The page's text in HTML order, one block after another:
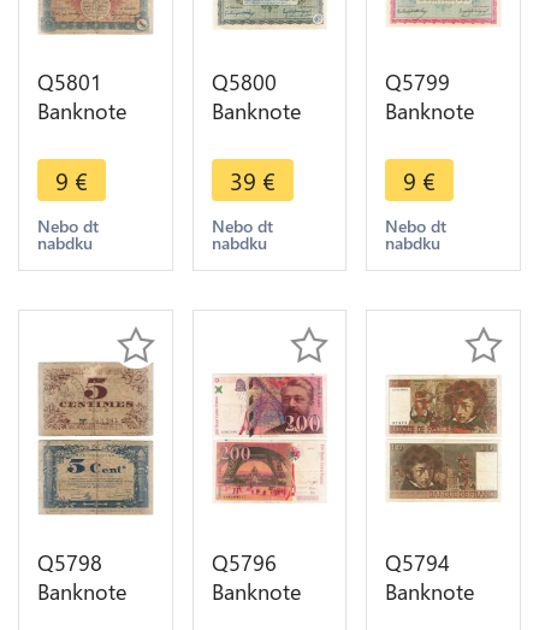
Q5801
Banknote
Belfort 1
Franc
Semeuse
Nécessité
Make offer
9 €
Nebo dt
nabdku
Q5800
Banknote
Belfort 50
Centimes
Semeuse
Nécessité
> M offer
39 €
Nebo dt
nabdku
Q5799
Banknote
Belfort 50
Centimes
Semeuse
Nécéssité
M offer
9 €
Nebo dt
nabdku
Q5798
Banknote
Q5796
Banknote
Q5794
Banknote